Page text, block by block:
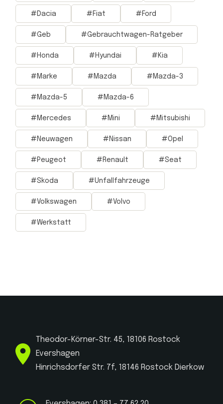
Dacia Fiat Ford
Geb Gebrauchtwagen-Ratgeber
Honda Hyundai Kia
Marke Mazda Mazda-3
Mazda-5 Mazda-6
Mercedes Mini Mitsubishi
Neuwagen Nissan Opel
Peugeot Renault Seat
Skoda Unfallfahrzeuge
Volkswagen Volvo
Werkstatt
Theodor-Körner-Str. 45, 18106 Rostock
Evershagen
Hinrichsdorfer Str. 7f, 18146 Rostock Dierkow